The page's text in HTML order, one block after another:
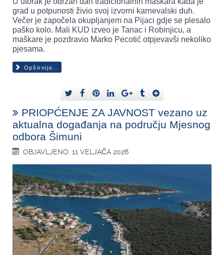
grad u potpunosti živio svoj izvorni karnevalski duh.
Večer je započela okupljanjem na Pijaci gdje se plesalo
paško kolo. Mali KUD izveo je Tanac i Robinjicu, a
maškare je pozdravio Marko Pecotić otpjevavši nekoliko
pjesama.
Opširnije...
PRIOPĆENJE ZA JAVNOST vezano uz
aktualna događanja na području Mjesnog
odbora Šimuni
OBJAVLJENO: 11 VELJAČA 2026